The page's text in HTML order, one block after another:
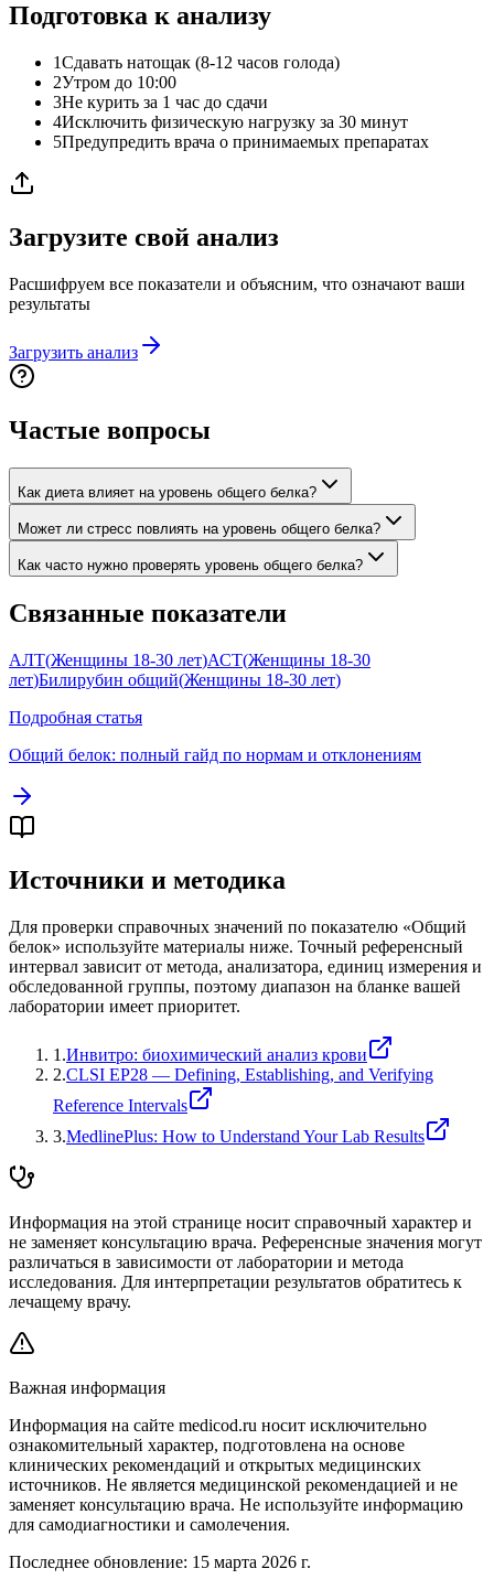
Подготовка к анализу
1Сдавать натощак (8-12 часов голода)
2Утром до 10:00
3Не курить за 1 час до сдачи
4Исключить физическую нагрузку за 30 минут
5Предупредить врача о принимаемых препаратах
Загрузите свой анализ
Расшифруем все показатели и объясним, что означают ваши
результаты
Загрузить анализ
Частые вопросы
Как диета влияет на уровень общего белка?
Может ли стресс повлиять на уровень общего белка?
Как часто нужно проверять уровень общего белка?
Связанные показатели
АЛТ(Женщины 18-30 лет)АСТ(Женщины 18-30
лет)Билирубин общий(Женщины 18-30 лет)
Подробная статья
Общий белок: полный гайд по нормам и отклонениям
Источники и методика
Для проверки справочных значений по показателю «Общий
белок» используйте материалы ниже. Точный референсный
интервал зависит от метода, анализатора, единиц измерения и
обследованной группы, поэтому диапазон на бланке вашей
лаборатории имеет приоритет.
1 .Инвитро: биохимический анализ крови
2.CLSI EP28 — Defining, Establishing, and Verifying
Reference Intervals
3.MedlinePlus: How to Understand Your Lab Results
Информация на этой странице носит справочный характер и
не заменяет консультацию врача. Референсные значения могут
различаться в зависимости от лаборатории и метода
исследования. Для интерпретации результатов обратитесь к
лечащему врачу.
Важная информация
Информация на сайте medicod.ru носит исключительно
ознакомительный характер, подготовлена на основе
клинических рекомендаций и открытых медицинских
источников. Не является медицинской рекомендацией и не
заменяет консультацию врача. Не используйте информацию
для самодиагностики и самолечения.
Последнее обновление: 15 марта 2026 г.